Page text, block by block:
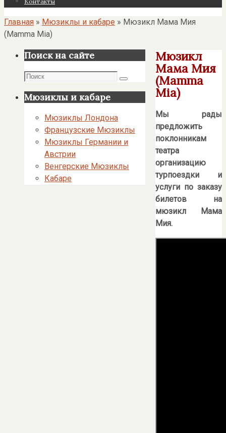
Главная » Мюзиклы и кабаре » Мюзикл Мама Мия
(Mamma Mia)
Мюзикл
Мама Мия
(Mamma
Mia)
Мы рады
предложить
поклонникам
театра
организацию
турпоездки и
услуги по заказу
билетов на
мюзикл Мама
Мия.
Поиск на сайте
Поиск
Поиск
Мюзиклы и кабаре
Мюзиклы Лондона
Французские Мюзиклы
Мюзиклы Германии и
Австрии
Венгерские Мюзиклы
Кабаре